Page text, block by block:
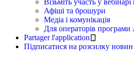
Візьміть участь у вебінарі
Афіші та брошури
Медіа і комунікація
Для операторів програми
Partager l'application
Підписатися на розсилку новин